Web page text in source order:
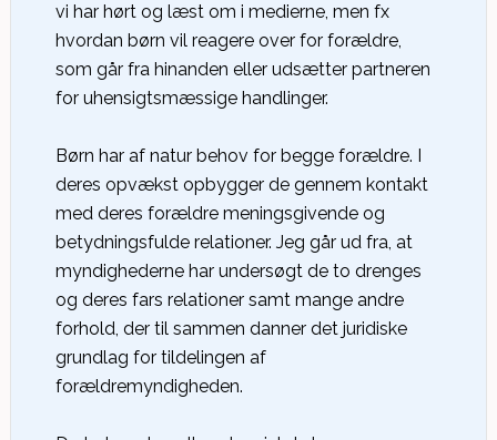
vi har hørt og læst om i medierne, men fx
hvordan børn vil reagere over for forældre,
som går fra hinanden eller udsætter partneren
for uhensigtsmæssige handlinger.
Børn har af natur behov for begge forældre. I
deres opvækst opbygger de gennem kontakt
med deres forældre meningsgivende og
betydningsfulde relationer. Jeg går ud fra, at
myndighederne har undersøgt de to drenges
og deres fars relationer samt mange andre
forhold, der til sammen danner det juridiske
grundlag for tildelingen af
forældremyndigheden.